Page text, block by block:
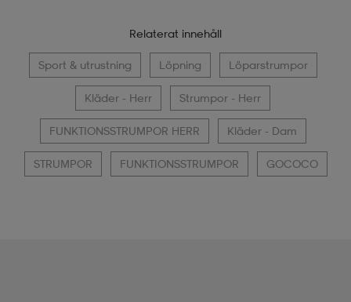
Relaterat innehåll
Sport & utrustning Löpning Löparstrumpor
Kläder - Herr Strumpor - Herr
FUNKTIONSSTRUMPOR HERR Kläder - Dam
STRUMPOR FUNKTIONSSTRUMPOR GOCOCO